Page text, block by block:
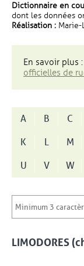
Dictionnaire en
dont les données
Réalisation : Marie-
En savoir plus :
officielles de
A B C
K
L M
U
V W
LIMODORES